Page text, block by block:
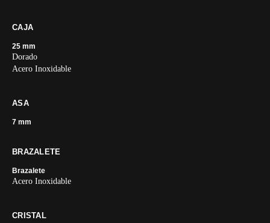
CAJA
25 mm
Dorado
Acero Inoxidable
ASA
7 mm
BRAZALETE
Brazalete
Acero Inoxidable
CRISTAL